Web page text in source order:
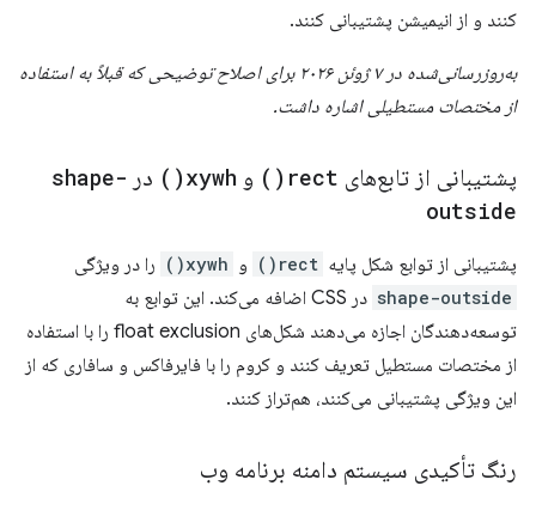
کنند و از انیمیشن پشتیبانی کنند.
به‌روزرسانی‌شده در ۷ ژوئن ۲۰۲۶ برای اصلاح توضیحی که قبلاً به استفاده
از مختصات مستطیلی اشاره داشت.
پشتیبانی از تابع‌های rect(
) و xywh(
) در shape-
outside
پشتیبانی از توابع شکل پایه rect() و xywh() را در ویژگی
shape-outside
در CSS اضافه می‌کند. این توابع به
توسعه‌دهندگان اجازه می‌دهند شکل‌های float exclusion را با استفاده
از مختصات مستطیل تعریف کنند و کروم را با فایرفاکس و سافاری که از
این ویژگی پشتیبانی می‌کنند، هم‌تراز کنند.
رنگ تأکیدی سیستم دامنه برنامه وب